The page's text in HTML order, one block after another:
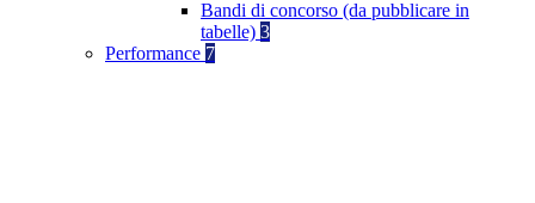
Bandi di concorso (da pubblicare in
tabelle) 3
Performance 7